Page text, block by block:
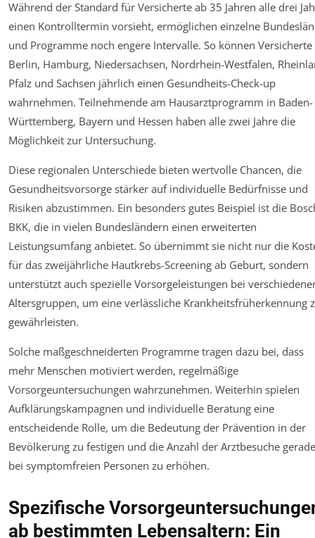
Während der Standard für Versicherte ab 35 Jahren alle drei
einen Kontrolltermin vorsieht, ermöglichen einzelne
und Programme noch engere Intervalle. So können
Berlin, Hamburg, Niedersachsen, Nordrhein-Westfalen,
Pfalz und Sachsen jährlich einen Gesundheits-Check-up
wahrnehmen. Teilnehmende am Hausarztprogramm in Baden-
Württemberg, Bayern und Hessen haben alle zwei Jahre die
Möglichkeit zur Untersuchung.
Diese regionalen Unterschiede bieten wertvolle Chancen, die
Gesundheitsvorsorge stärker auf individuelle Bedürfnisse und
Risiken abzustimmen. Ein besonders gutes Beispiel ist die
BKK, die in vielen Bundesländern einen erweiterten
Leistungsumfang anbietet. So übernimmt sie nicht nur die
für das zweijährliche Hautkrebs-Screening ab Geburt, sondern
unterstützt auch spezielle Vorsorgeleistungen bei
Altersgruppen, um eine verlässliche Krankheitsfrüherkennung
gewährleisten.
Solche maßgeschneiderten Programme tragen dazu bei, dass
mehr Menschen motiviert werden, regelmäßige
Vorsorgeuntersuchungen wahrzunehmen. Weiterhin spielen
Aufklärungskampagnen und individuelle Beratung eine
entscheidende Rolle, um die Bedeutung der Prävention in der
Bevölkerung zu festigen und die Anzahl der Arztbesuche gerade
bei symptomfreien Personen zu erhöhen.
Spezifische
ab bestimmten Lebensaltern: Ein